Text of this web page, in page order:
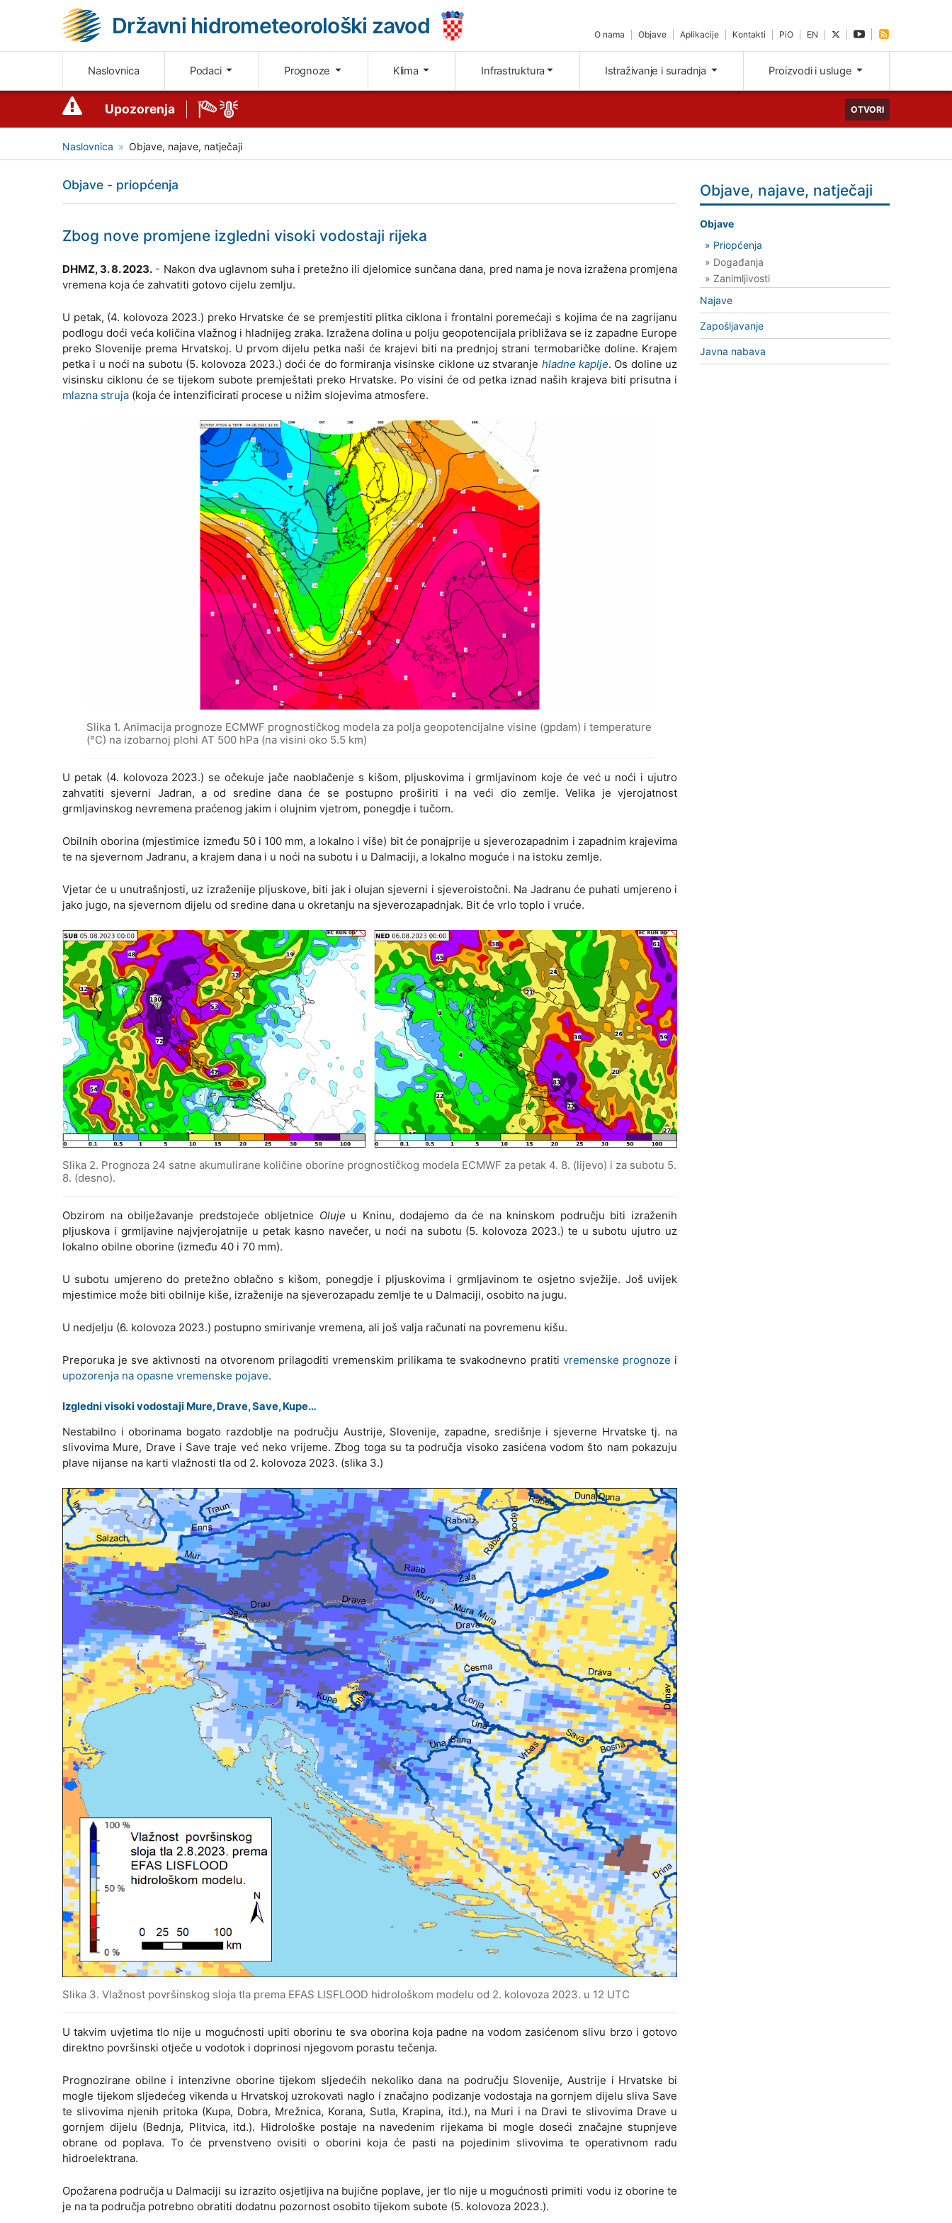
Državni hidrometeorološki zavod O nama Objave Aplikacije Kontakti PiO EN
Naslovnica Podaci Prognoze Klima Infrastruktura Istraživanje i suradnja Proizvodi i usluge
Upozorenja OTVORI
Naslovnica Objave, najave, natječaji
Objave - priopćenja
Zbog nove promjene izgledni visoki vodostaji rijeka
DHMZ, 3. 8. 2023. - Nakon dva uglavnom suha i pretežno ili djelomice sunčana dana, pred nama je nova izražena promjena
vremena koja će zahvatiti gotovo cijelu zemlju.
U petak, (4. kolovoza 2023.) preko Hrvatske će se premjestiti plitka ciklona i frontalni poremećaji s kojima će na zagrijanu
podlogu doći veća količina vlažnog i hladnijeg zraka. Izražena dolina u polju geopotencijala približava se iz zapadne Europe
preko Slovenije prema Hrvatskoj. U prvom dijelu petka naši će krajevi biti na prednjoj strani termobaričke doline. Krajem
petka i u noći na subotu (5. kolovoza 2023.) doći će do formiranja visinske ciklone uz stvaranje hladne kaplje. Os doline uz
visinsku ciklonu će se tijekom subote premještati preko Hrvatske. Po visini će od petka iznad naših krajeva biti prisutna i
mlazna struja (koja će intenzificirati procese u nižim slojevima atmosfere.
Slika 1. Animacija prognoze ECMWF prognostičkog modela za polja geopotencijalne visine (gpdam) i temperature
(°C) na izobarnoj plohi AT 500 hPa (na visini oko 5.5 km)
U petak (4. kolovoza 2023.) se očekuje jače naoblačenje s kišom, pljuskovima i grmljavinom koje će već u noći i ujutro
zahvatiti sjeverni Jadran, a od sredine dana će se postupno proširiti i na veći dio zemlje. Velika je vjerojatnost
grmljavinskog nevremena praćenog jakim i olujnim vjetrom, ponegdje i tučom.
Obilnih oborina (mjestimice između 50 i 100 mm, a lokalno i više) bit će ponajprije u sjeverozapadnim i zapadnim krajevima
te na sjevernom Jadranu, a krajem dana i u noći na subotu i u Dalmaciji, a lokalno moguće i na istoku zemlje.
Vjetar će u unutrašnjosti, uz izraženije pljuskove, biti jak i olujan sjeverni i sjeveroistočni. Na Jadranu će puhati umjereno i
jako jugo, na sjevernom dijelu od sredine dana u okretanju na sjeverozapadnjak. Bit će vrlo toplo i vruće.
Slika 2. Prognoza 24 satne akumulirane količine oborine prognostičkog modela ECMWF za petak 4. 8. (lijevo) i za subotu 5.
8. (desno).
Obzirom na obilježavanje predstojeće obljetnice Oluje u Kninu, dodajemo da će na kninskom području biti izraženih
pljuskova i grmljavine najvjerojatnije u petak kasno navečer, u noći na subotu (5. kolovoza 2023.) te u subotu ujutro uz
lokalno obilne oborine (između 40 i 70 mm).
U subotu umjereno do pretežno oblačno s kišom, ponegdje i pljuskovima i grmljavinom te osjetno svježije. Još uvijek
mjestimice može biti obilnije kiše, izraženije na sjeverozapadu zemlje te u Dalmaciji, osobito na jugu.
U nedjelju (6. kolovoza 2023.) postupno smirivanje vremena, ali još valja računati na povremenu kišu.
Preporuka je sve aktivnosti na otvorenom prilagoditi vremenskim prilikama te svakodnevno pratiti vremenske prognoze i
upozorenja na opasne vremenske pojave.
Izgledni visoki vodostaji Mure, Drave, Save, Kupe…
Nestabilno i oborinama bogato razdoblje na području Austrije, Slovenije, zapadne, središnje i sjeverne Hrvatske tj. na
slivovima Mure, Drave i Save traje već neko vrijeme. Zbog toga su ta područja visoko zasićena vodom što nam pokazuju
plave nijanse na karti vlažnosti tla od 2. kolovoza 2023. (slika 3.)
Slika 3. Vlažnost površinskog sloja tla prema EFAS LISFLOOD hidrološkom modelu od 2. kolovoza 2023. u 12 UTC
U takvim uvjetima tlo nije u mogućnosti upiti oborinu te sva oborina koja padne na vodom zasićenom slivu brzo i gotovo
direktno površinski otječe u vodotok i doprinosi njegovom porastu tečenja.
Prognozirane obilne i intenzivne oborine tijekom sljedećih nekoliko dana na području Slovenije, Austrije i Hrvatske bi
mogle tijekom sljedećeg vikenda u Hrvatskoj uzrokovati naglo i značajno podizanje vodostaja na gornjem dijelu sliva Save
te slivovima njenih pritoka (Kupa, Dobra, Mrežnica, Korana, Sutla, Krapina, itd.), na Muri i na Dravi te slivovima Drave u
gornjem dijelu (Bednja, Plitvica, itd.). Hidrološke postaje na navedenim rijekama bi mogle doseći značajne stupnjeve
obrane od poplava. To će prvenstveno ovisiti o oborini koja će pasti na pojedinim slivovima te operativnom radu
hidroelektrana.
Opožarena područja u Dalmaciji su izrazito osjetljiva na bujične poplave, jer tlo nije u mogućnosti primiti vodu iz oborine te
je na ta područja potrebno obratiti dodatnu pozornost osobito tijekom subote (5. kolovoza 2023.).
Objave, najave, natječaji
Objave
» Priopćenja
» Događanja
» Zanimljivosti
Najave
Zapošljavanje
Javna nabava